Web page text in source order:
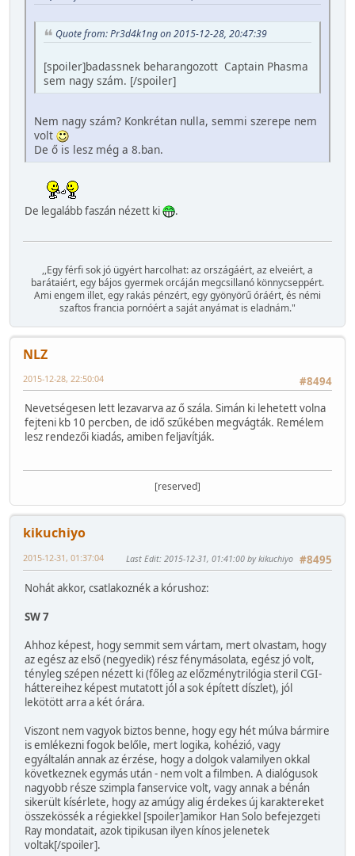
Quote from: Pr3d4k1ng on 2015-12-28, 20:47:39
[spoiler]badassnek beharangozott Captain Phasma
sem nagy szám. [/spoiler]
Nem nagy szám? Konkrétan nulla, semmi szerepe nem
volt
De ő is lesz még a 8.ban.
De legalább faszán nézett ki .
,,Egy férfi sok jó ügyért harcolhat: az országáért, az elveiért, a
barátaiért, egy bájos gyermek orcáján megcsillanó könnycseppért.
Ami engem illet, egy rakás pénzért, egy gyönyörű óráért, és némi
szaftos francia pornóért a saját anyámat is eladnám."
NLZ
#8494
2015-12-28, 22:50:04
Nevetségesen lett lezavarva az ő szála. Simán ki lehetett volna
fejteni kb 10 percben, de idő szűkében megvágták. Remélem
lesz rendezői kiadás, amiben feljavítják.
[reserved]
kikuchiyo
#8495
2015-12-31, 01:37:04 Last Edit: 2015-12-31, 01:41:00 by kikuchiyo
Nohát akkor, csatlakoznék a kórushoz:
SW 7
Ahhoz képest, hogy semmit sem vártam, mert olvastam, hogy
az egész az első (negyedik) rész fénymásolata, egész jó volt,
tényleg szépen nézett ki (főleg az előzménytrilógia steril CGI-
háttereihez képest mutatott jól a sok épített díszlet), jól
lekötött arra a két órára.
Viszont nem vagyok biztos benne, hogy egy hét múlva bármire
is emlékezni fogok belőle, mert logika, kohézió, vagy
egyáltalán annak az érzése, hogy a dolgok valamilyen okkal
következnek egymás után - nem volt a filmben. A dialógusok
nagyobb része szimpla fanservice volt, vagy annak a bénán
sikerült kísérlete, hogy az amúgy alig érdekes új karaktereket
összekössék a régiekkel [spoiler]amikor Han Solo befejezgeti
Ray mondatait, azok tipikusan ilyen kínos jelenetek
voltak[/spoiler].